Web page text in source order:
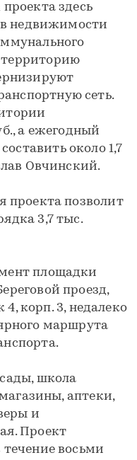
здесь
недвижимости
сеть.
а ежегодный
около 1,7
Овчинский.
проекта позволит
3,7 тыс.
площадки
проезд,
4, корп. 3, недалеко
маршрута
школа
аптеки,
и
Проект
течение восьми